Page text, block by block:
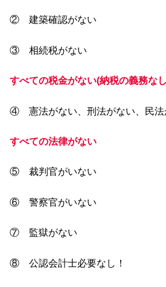
② 建築確認がない
③ 相続税がない
すべての税金がない(納税の義務なし
④ 憲法がない、刑法がない、民法
すべての法律がない
⑤ 裁判官がいない
⑥ 警察官がいない
⑦ 監獄がない
⑧ 公認会計士必要なし！